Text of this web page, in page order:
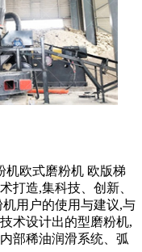
机欧式磨粉机 欧版梯
打造,集科技、创新、
用户的使用与建议,与
术设计出的型磨粉机,
部稀油润滑系统、弧